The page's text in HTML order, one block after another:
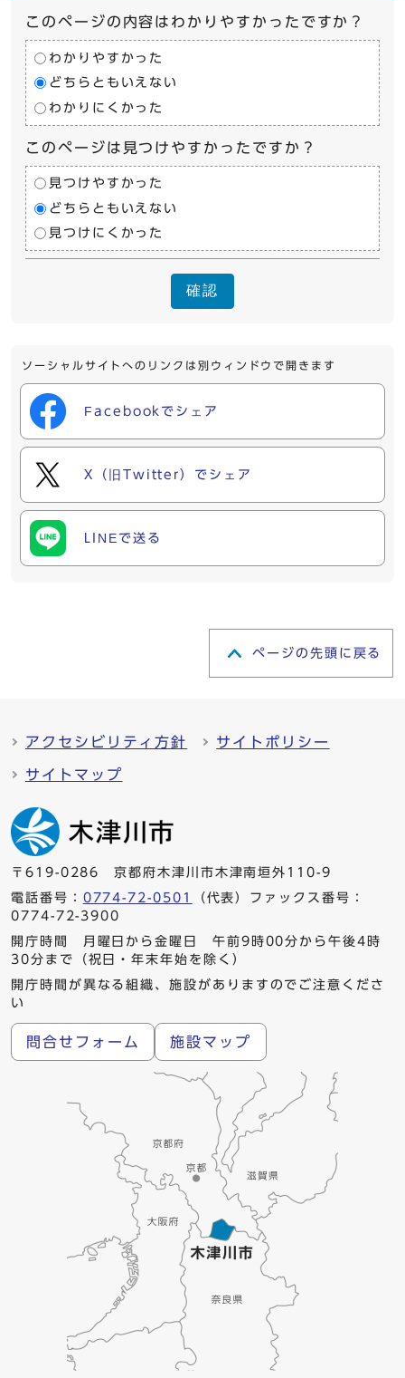
このページの内容はわかりやすかったですか？
わかりやすかった
どちらともいえない
わかりにくかった
このページは見つけやすかったですか？
見つけやすかった
どちらともいえない
見つけにくかった
確認
ソーシャルサイトへのリンクは別ウィンドウで開きます
Facebookでシェア
X（旧Twitter）でシェア
LINEで送る
ページの先頭に戻る
アクセシビリティ方針 サイトポリシー
サイトマップ
〒619-0286 京都府木津川市木津南垣外110-9
電話番号： 0774-72-0501
（代表）ファックス番号：
0774-72-3900
開庁時間 月曜日から金曜日 午前9時00分から午後4時
30分まで（祝日・年末年始を除く）
開庁時間が異なる組織、施設がありますのでご注意くださ
い
問合せフォーム 施設マップ